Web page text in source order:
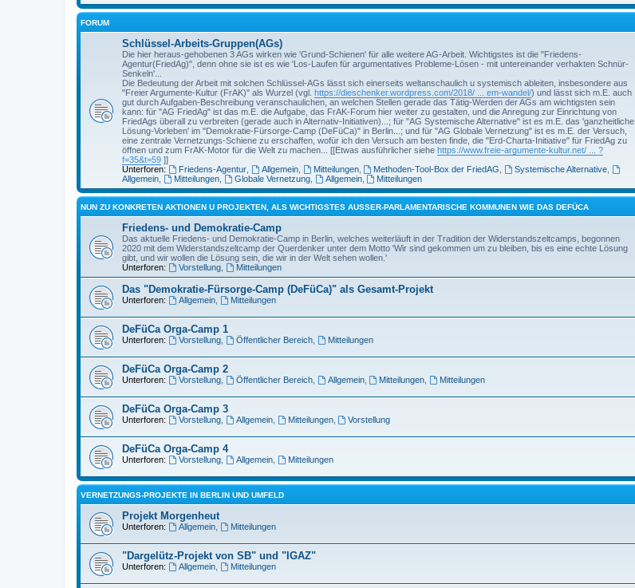
FORUM
Schlüssel-Arbeits-Gruppen(AGs)
Die hier heraus-gehobenen 3 AGs wirken wie 'Grund-Schienen' für alle weitere AG-Arbeit. Wichtigstes ist die "Friedens-
Agentur(FriedAg)", denn ohne sie ist es wie 'Los-Laufen für argumentatives Probleme-Lösen - mit untereinander verhakten Schnür-
Senkeln'...
Die Bedeutung der Arbeit mit solchen Schlüssel-AGs lässt sich einerseits weltanschaulich u systemisch ableiten, insbesondere aus
"Freier Argumente-Kultur (FrAK)" als Wurzel (vgl. https://dieschenker.wordpress.com/2018/ ... em-wandel/) und lässt sich m.E. auch
gut durch Aufgaben-Beschreibung veranschaulichen, an welchen Stellen gerade das Tätig-Werden der AGs am wichtigsten sein
kann: für "AG FriedAg" ist das m.E. die Aufgabe, das FrAK-Forum hier weiter zu gestalten, und die Anregung zur Einrichtung von
FriedAgs überall zu verbreiten (gerade auch in Alternativ-Initiativen)...; für "AG Systemische Alternative" ist es m.E. das 'ganzheitliche
Lösung-Vorleben' im "Demokratie-Fürsorge-Camp (DeFüCa)" in Berlin...; und für "AG Globale Vernetzung" ist es m.E. der Versuch,
eine zentrale Vernetzungs-Schiene zu erschaffen, wofür ich den Versuch am besten finde, die "Erd-Charta-Initiative" für FriedAg zu
öffnen und zum FrAK-Motor für die Welt zu machen... [[Etwas ausführlicher siehe https://www.freie-argumente-kultur.net/ ... ?
f=35&t=59 ]]
Unterforen:
Friedens-Agentur, Allgemein, Mitteilungen, Methoden-Tool-Box der FriedAG Systemische Alternative
Allgemein
Mitteilungen, Globale Vernetzung, Allgemein, Mitteilungen
NUN ZU KONKRETEN AKTIONEN U PROJEKTEN, ALS WICHTIGSTES AUSSER-PARLAMENTARISCHE KOMMUNEN WIE DAS DEFÜCA
Friedens- und Demokratie-Camp
Das aktuelle Friedens- und Demokratie-Camp in Berlin, welches weiterläuft in der Tradition der Widerstandszeltcamps, begonnen
2020 mit dem Widerstandszeltcamp der Querdenker unter dem Motto 'Wir sind gekommen um zu bleiben, bis es eine echte Lösung
gibt, und wir wollen die Lösung sein, die wir in der Welt sehen wollen.'
Unterforen:
Vorstellung, Mitteilungen
Das "Demokratie-Fürsorge-Camp (DeFüCa)" als Gesamt-Projekt
Unterforen: Allgemein, Mitteilungen
DeFüCa Orga-Camp 1
Unterforen: Vorstellung, Öffentlicher Bereich, Mitteilungen
DeFüCa Orga-Camp 2
Unterforen: Vorstellung, Öffentlicher Bereich, Allgemein, Mitteilungen Mitteilungen
DeFüCa Orga-Camp 3
Unterforen: Vorstellung, Allgemein, Mitteilungen, Vorstellung
DeFüCa Orga-Camp 4
Unterforen: Vorstellung, Allgemein, Mitteilungen
VERNETZUNGS-PROJEKTE IN BERLIN UND UMFELD
Projekt Morgenheut
Unterforen: Allgemein, Mitteilungen
"Dargelütz-Projekt von SB" und "IGAZ"
Unterforen: Allgemein, Mitteilungen